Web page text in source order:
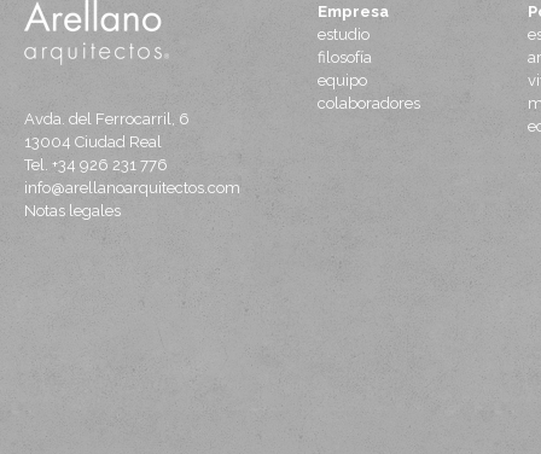
Avda. del Ferrocarril, 6
13004 Ciudad Real
Tel. +34 926 231 776
info@arellanoarquitectos.com
Notas legales
Empresa
estudio
filosofía
equipo
colaboradores